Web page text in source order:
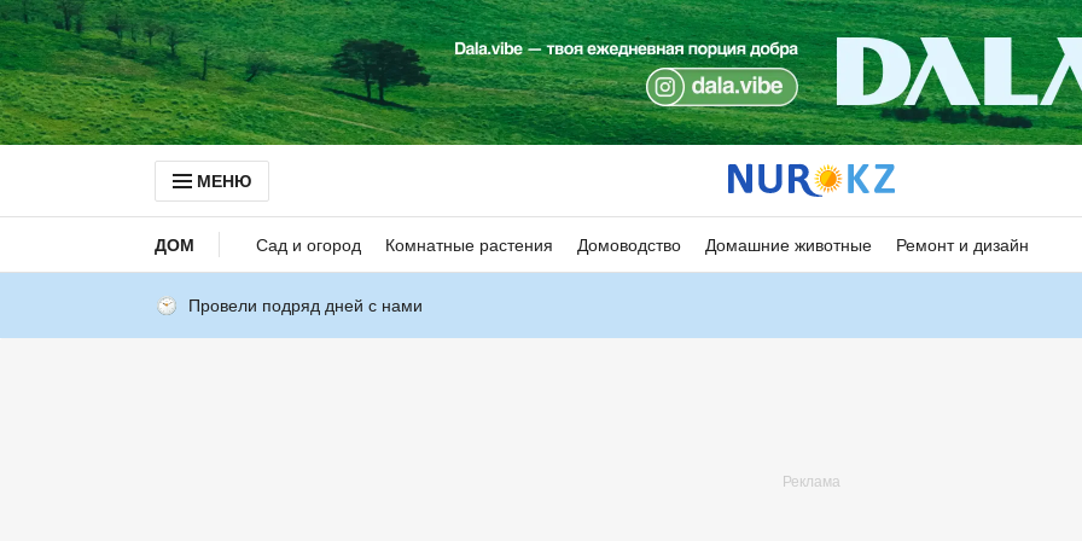
МЕНЮ
ДОМ Сад и огород Комнатные растения Домоводство Домашние животные Ремонт и дизайн
Провели подряд дней с нами